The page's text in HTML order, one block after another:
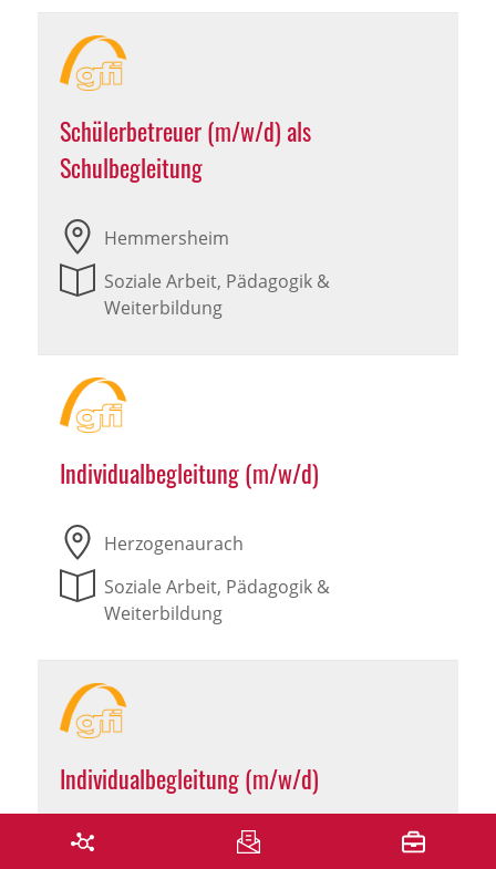
Schülerbetreuer (m/w/d) als
Schulbegleitung
Hemmersheim
Soziale Arbeit, Pädagogik &
Weiterbildung
Individualbegleitung (m/w/d)
Herzogenaurach
Soziale Arbeit, Pädagogik &
Weiterbildung
Individualbegleitung (m/w/d)